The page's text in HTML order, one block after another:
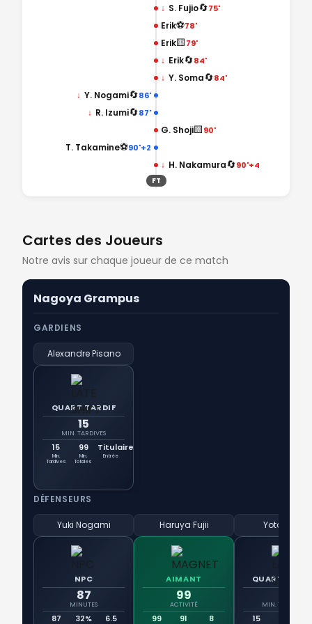
↓ S. Fujio🔄75'
Erik⚽78'
Erik🟨79'
↓ Erik🔄84'
↓ Y. Soma🔄84'
86'
🔄
↓ Y. Nogami
87'
🔄
↓ R. Izumi
G. Shoji🟨90'
90'+2
⚽
T. Takamine
↓ H. Nakamura🔄90'+4
FT
Cartes des Joueurs
Notre avis sur chaque joueur de ce match
Nagoya Grampus
GARDIENS
Alexandre Pisano
QUART TARDIF
15
MIN. TARDIVES
15
Min.
Tardives
99
Min.
Totales
Titulaire
Entrée
DÉFENSEURS
Yuki Nogami
NPC
87
MINUTES
87 32% 6.5
Haruya Fujii
AIMANT
99
ACTIVITÉ
99 91 8
Yota Sato
QUART
MIN. TARDIVES
15